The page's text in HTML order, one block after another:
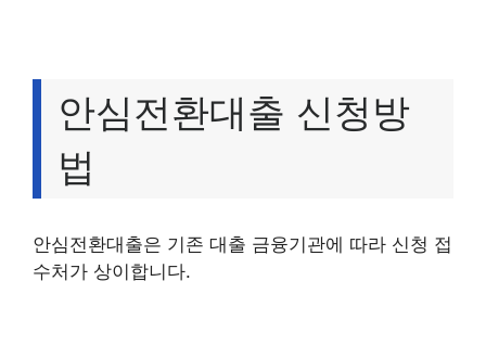
안심전환대출 신청방
법
안심전환대출은 기존 대출 금융기관에 따라 신청 접
수처가 상이합니다.